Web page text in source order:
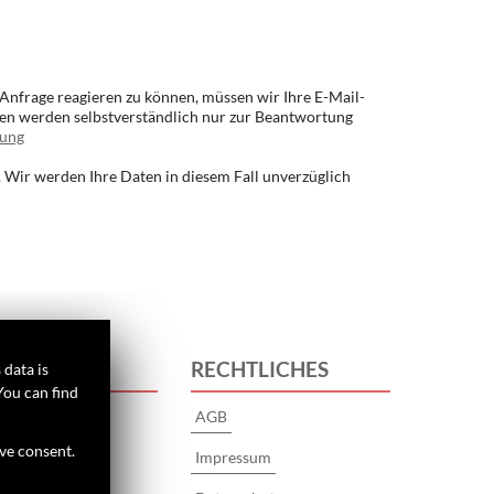
reagieren zu können, müssen wir Ihre E-Mail-
werden selbstverständlich nur zur Beantwortung
werden Ihre Daten in diesem Fall unverzüglich
RECHTLICHES
AGB
Impressum
data is
can find
consent.